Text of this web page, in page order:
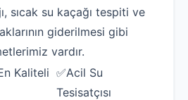
sıcak su kaçağı tespiti ve
giderilmesi gibi
vardır.
Kaliteli ✅Acil Su
Tesisatçısı